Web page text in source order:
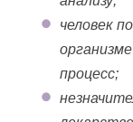
человек
процесс;